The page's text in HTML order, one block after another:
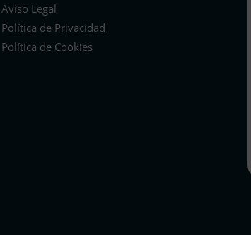
Aviso Legal
Política de Privacidad
Política de Cookies